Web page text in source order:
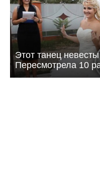
Этот танец
Пересмотрела 10